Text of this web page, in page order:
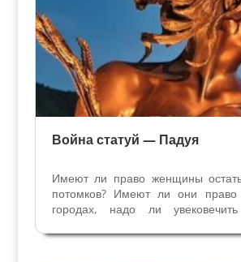
Верона и Падуя
Династии
Война статуй — Падуя
Имеют ли право женщины
потомков? Имеют ли они
городах, надо ли
такие вопросы риторические